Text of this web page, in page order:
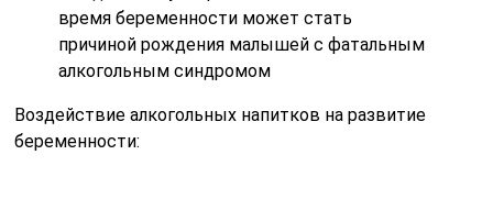
время беременности может стать
причиной рождения малышей с фатальным
алкогольным синдромом
Воздействие алкогольных напитков на развитие
беременности: